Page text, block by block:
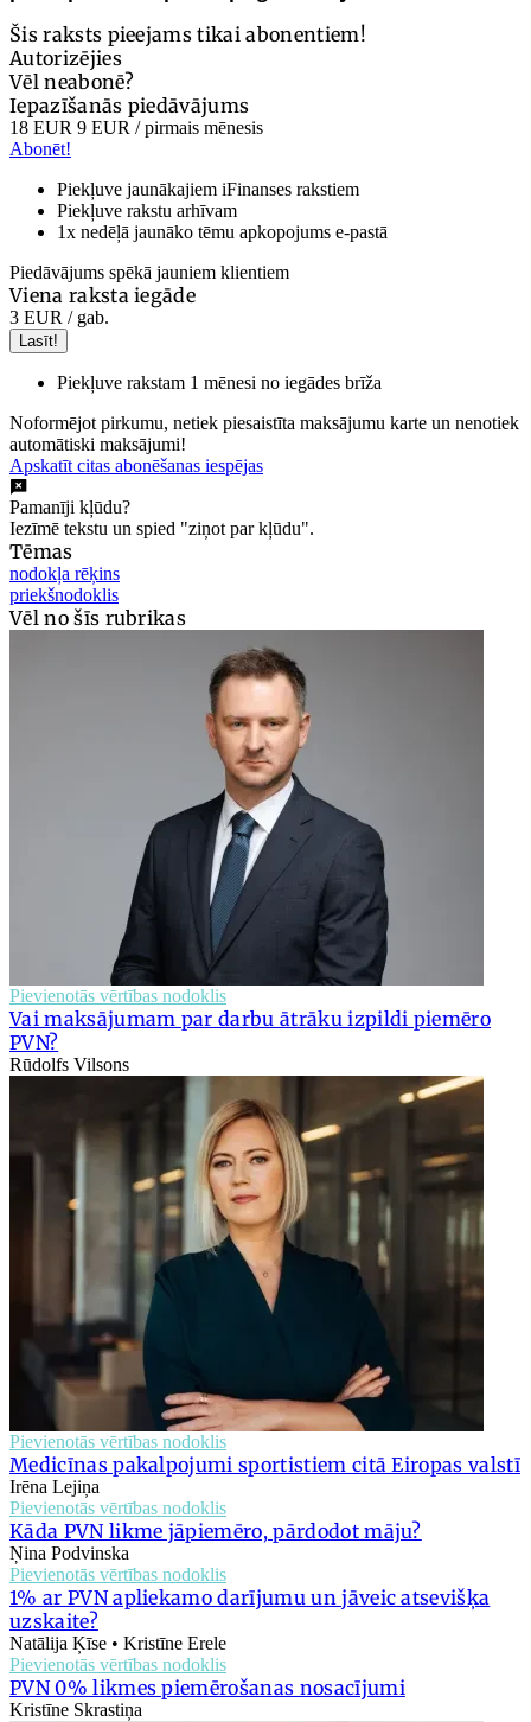
Šis raksts pieejams tikai abonentiem!
Autorizējies
Vēl neabonē?
Iepazīšanās piedāvājums
18 EUR 9 EUR / pirmais mēnesis
Abonēt!
Piekļuve jaunākajiem iFinanses rakstiem
Piekļuve rakstu arhīvam
1x nedēļā jaunāko tēmu apkopojums e-pastā
Piedāvājums spēkā jauniem klientiem
Viena raksta iegāde
3 EUR / gab.
Lasīt!
Piekļuve rakstam 1 mēnesi no iegādes brīža
Noformējot pirkumu, netiek piesaistīta maksājumu karte un nenotiek
automātiski maksājumi!
Apskatīt citas abonēšanas iespējas
Pamanīji kļūdu?
Iezīmē tekstu un spied "ziņot par kļūdu".
Tēmas
nodokļa rēķins
priekšnodoklis
Vēl no šīs rubrikas
Pievienotās vērtības nodoklis
Vai maksājumam par darbu ātrāku izpildi piemēro
PVN?
Rūdolfs Vilsons
Pievienotās vērtības nodoklis
Medicīnas pakalpojumi sportistiem citā Eiropas valstī
Irēna Lejiņa
Pievienotās vērtības nodoklis
Kāda PVN likme jāpiemēro, pārdodot māju?
Ņina Podvinska
Pievienotās vērtības nodoklis
1% ar PVN apliekamo darījumu un jāveic atsevišķa
uzskaite?
Natālija Ķīse • Kristīne Erele
Pievienotās vērtības nodoklis
PVN 0% likmes piemērošanas nosacījumi
Kristīne Skrastiņa